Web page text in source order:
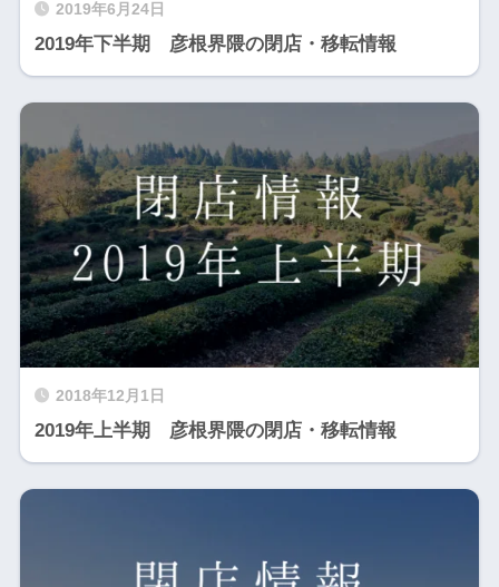
2019年6月24日
2019年下半期 彦根界隈の閉店・移転情報
2018年12月1日
2019年上半期 彦根界隈の閉店・移転情報